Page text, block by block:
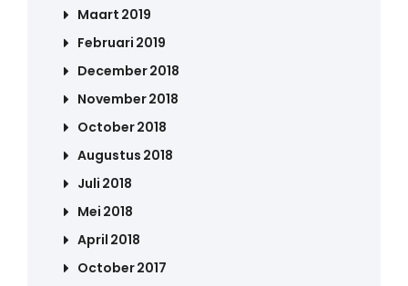
Maart 2019
Februari 2019
December 2018
November 2018
October 2018
Augustus 2018
Juli 2018
Mei 2018
April 2018
October 2017